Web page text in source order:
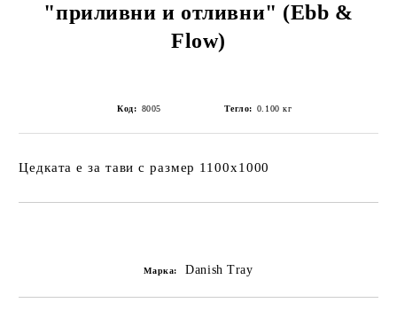
"приливни и отливни" (Ebb &
Flow)
Код: 8005 Тегло: 0.100 кг
Цедката е за тави с размер 1100х1000
Марка: Danish Tray